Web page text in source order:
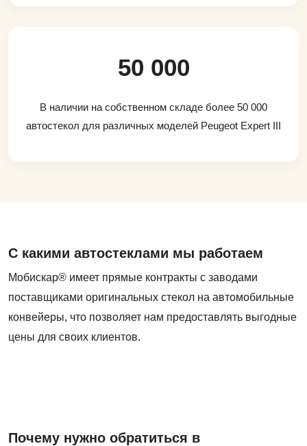
50 000
В наличии на собственном складе более 50 000
автостекол для различных моделей Peugeot Expert III
С какими автостеклами мы работаем
Мобискар® имеет прямые контракты с заводами
поставщиками оригинальных стекол на автомобильные
конвейеры, что позволяет нам предоставлять выгодные
цены для своих клиентов.
Почему нужно обратиться в